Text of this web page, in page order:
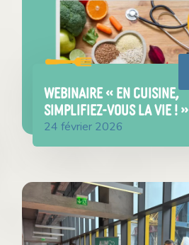
WEBINAIRE « En cuisine,
simplifiez-vous la vie ! »
24 février 2026